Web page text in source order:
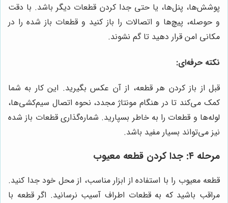
پوشش‌ها، پنل‌ها، یا حتی جدا کردن قطعات دیگر باشد. با دقت
و حوصله، پیچ‌ها و اتصالات را باز کنید و قطعات باز شده را در
مکانی امن قرار دهید تا گم نشوند.
نکته حرفه‌ای:
قبل از باز کردن هر قطعه، از آن عکس بگیرید. این کار به شما
کمک می‌کند تا در هنگام مونتاژ مجدد، نحوه اتصال سیم‌کشی‌ها،
لوله‌ها و قطعات را به خاطر بسپارید. شماره‌گذاری قطعات باز شده
نیز می‌تواند بسیار مفید باشد.
مرحله ۴: جدا کردن قطعه معیوب
قطعه معیوب را با استفاده از ابزار مناسب، از محل خود جدا کنید.
مراقب باشید که به قطعات اطراف آسیب نرسانید. اگر قطعه با